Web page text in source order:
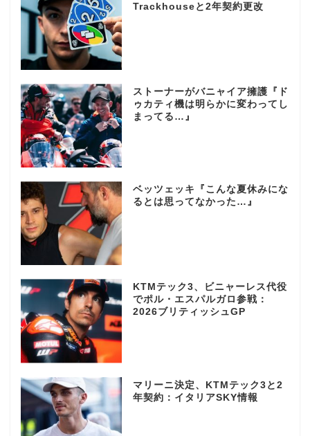
Trackhouseと2年契約更改
ストーナーがバニャイア擁護『ド
ゥカティ機は明らかに変わってし
まってる…』
ベッツェッキ『こんな夏休みにな
るとは思ってなかった…』
KTMテック3、ビニャーレス代役
でポル・エスパルガロ参戦：
2026ブリティッシュGP
マリーニ決定、KTMテック3と2
年契約：イタリアSKY情報